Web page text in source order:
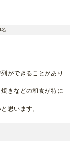
名
ができることがあり
きなどの和食が特に
思います。